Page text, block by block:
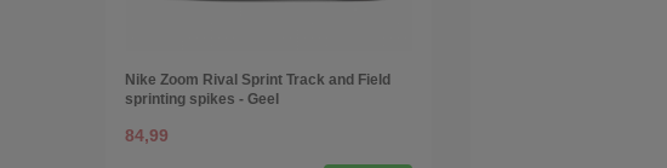
Nike Zoom Rival Sprint Track and Field
sprinting spikes - Geel
84,99